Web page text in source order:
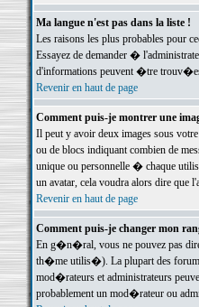
Ma langue n'est pas dans la liste !
Les raisons les plus probables pour
Essayez de demander �
d'informations peuvent �tre
Revenir en haut de page
Comment puis-je montrer une
Il peut y avoir deux images sous
ou de blocs indiquant combien de
unique ou personnelle � chaque
un avatar, cela voudra alors dire
Revenir en haut de page
Comment puis-je changer mon
En g�n�ral, vous ne pouvez pas
th�me utilis�). La plupart des
mod�rateurs et administrateurs
probablement un mod�rateur ou